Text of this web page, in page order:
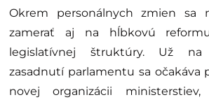
Okrem personálnych zmien sa
zamerať aj na hĺbkovú
legislatívnej štruktúry. Už na
zasadnutí parlamentu sa očakáva
novej organizácii